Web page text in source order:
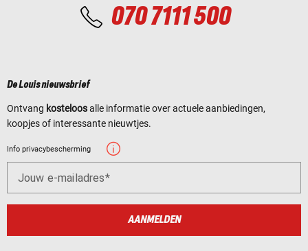
070 7111 500
De Louis nieuwsbrief
Ontvang kosteloosalle informatie over actuele aanbiedingen,
koopjes of interessante nieuwtjes.
Info privacybescherming
Jouw e-mailadres
AANMELDEN